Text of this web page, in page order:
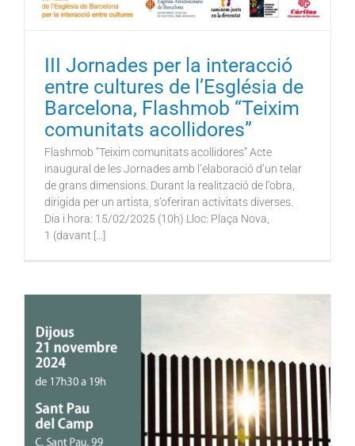
III Jornades per la interacció
entre cultures de l’Església de
Barcelona, Flashmob “Teixim
comunitats acollidores”
Flashmob “Teixim comunitats acollidores” Acte
inaugural de les Jornades amb l’elaboració d’un telar
de grans dimensions. Durant la realització de l’obra,
dirigida per un artista, s’oferiran activitats diverses.
Dia i hora: 15/02/2025 (10h) Lloc: Plaça Nova,
1 (davant [...]